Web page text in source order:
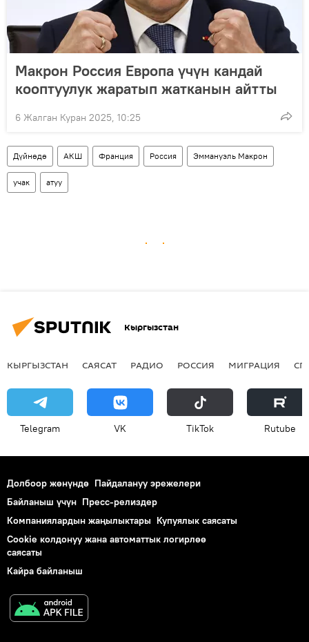
Макрон Россия Европа үчүн кандай
кооптуулук жаратып жатканын айтты
6 Жалган Куран 2025, 10:25
Дүйнөдө АКШ Франция Россия Эммануэль Макрон
учак атуу
Кыргызстан
КЫРГЫЗСТАН САЯСАТ РАДИО РОССИЯ МИГРАЦИЯ
Telegram VK ТikТоk Rutube
Долбоор жөнүндө Пайдалануу эрежелери
Байланыш үчүн Пресс-релиздер
Компаниялардын жаңылыктары Купуялык саясаты
Cookie колдонуу жана автоматтык логирлөө
саясаты
Кайра байланыш